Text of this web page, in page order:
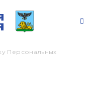
Персональных